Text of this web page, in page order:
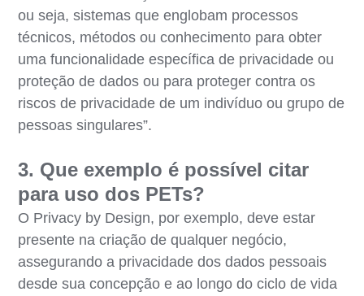
ou seja, sistemas que englobam processos
técnicos, métodos ou conhecimento para obter
uma funcionalidade específica de privacidade ou
proteção de dados ou para proteger contra os
riscos de privacidade de um indivíduo ou grupo de
pessoas singulares”.
3. Que exemplo é possível citar
para uso dos PETs?
O Privacy by Design, por exemplo, deve estar
presente na criação de qualquer negócio,
assegurando a privacidade dos dados pessoais
desde sua concepção e ao longo do ciclo de vida